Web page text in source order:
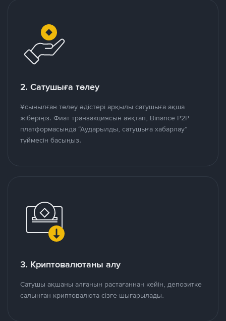
2. Сатушыға төлеу
Ұсынылған төлеу әдістері арқылы сатушыға ақша
жіберіңіз. Фиат транзакциясын аяқтап, Binance P2P
платформасында “Аударылды, сатушыға хабарлау”
түймесін басыңыз.
3. Криптовалютаны алу
Сатушы ақшаны алғанын растағаннан кейін, депозитке
салынған криптовалюта сізге шығарылады.